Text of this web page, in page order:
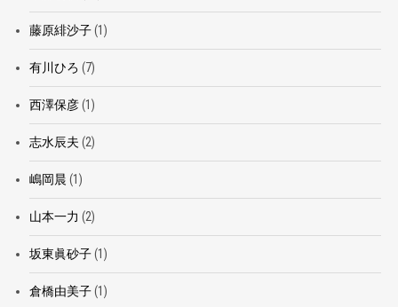
藤原緋沙子(1)
有川ひろ (7)
西澤保彦(1)
志水辰夫 (2)
嶋岡晨 (1)
山本一力 (2)
坂東眞砂子(1)
倉橋由美子(1)